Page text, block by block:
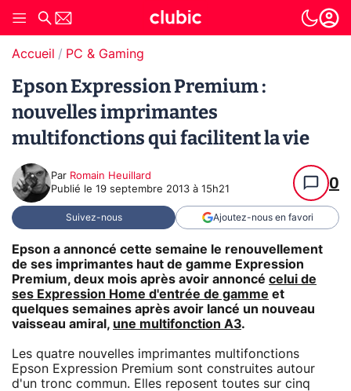
Accueil PC & Gaming
Epson Expression Premium :
nouvelles imprimantes
multifonctions qui facilitent la vie
Par Romain Heuillard
Publié le 19 septembre 2013 à 15h21 0
Suivez-nous Ajoutez-nous en favori
Epson a annoncé cette semaine le renouvellement
de ses imprimantes haut de gamme Expression
Premium, deux mois après avoir annoncé celui de
ses Expression Home d'entrée de gamme et
quelques semaines après avoir lancé un nouveau
vaisseau amiral, une multifonction A3.
Les quatre nouvelles imprimantes multifonctions
Epson Expression Premium sont construites autour
d'un tronc commun. Elles reposent toutes sur cinq